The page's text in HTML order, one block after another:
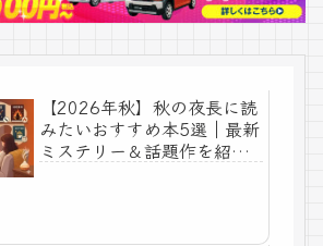
【2026年秋】秋の夜長に読
みたいおすすめ本5選｜最新
ミステリー＆話題作を紹介